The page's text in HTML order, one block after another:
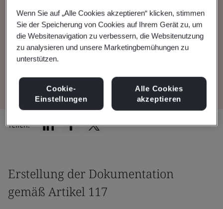
Anforderungen von Anhang I der
Medizinprodukteverordnung (MDR) (EU)
2017/745.
Teilen:
Erstellung der Dokumentation
gemäß Artikel 117
Wenn Sie auf „Alle Cookies akzeptieren“ klicken, stimmen
Sie der Speicherung von Cookies auf Ihrem Gerät zu, um
die Websitenavigation zu verbessern, die Websitenutzung
zu analysieren und unsere Marketingbemühungen zu
unterstützen.
Cookie-
Einstellungen
Alle Cookies
akzeptieren